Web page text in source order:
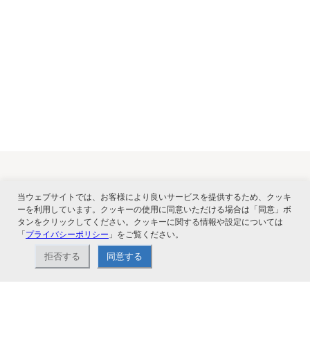
関連サービス
当ウェブサイトでは、お客様により良いサービスを提供するため、クッキ
ーを利用しています。クッキーの使用に同意いただける場合は「同意」ボ
タンをクリックしてください。クッキーに関する情報や設定については
「プライバシーポリシー 」をご覧ください。
拒否する 同意する